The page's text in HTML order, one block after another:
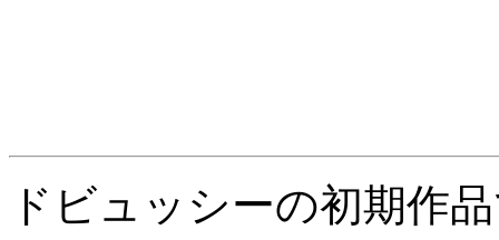
ドビュッシーの初期作